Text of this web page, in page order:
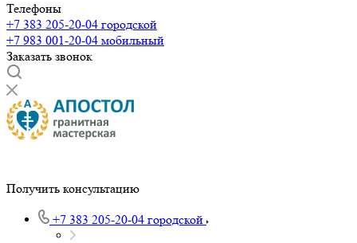
Телефоны
+7 383 205-20-04 городской
+7 983 001-20-04 мобильный
Заказать звонок
Получить консультацию
+7 383 205-20-04 городской